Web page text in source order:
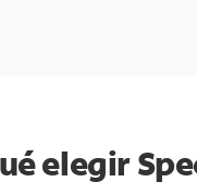
elegir